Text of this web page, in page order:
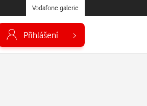
Vodafone galerie
Přihlášení